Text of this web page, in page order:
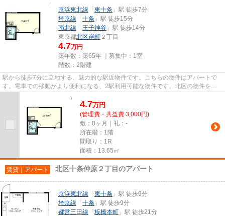
京浜東北線 「 東十条 」駅 徒歩7分
埼京線 「 十条 」駅 徒歩15分
南北線 「 王子神谷 」駅 徒歩14分
東京都北区岸町 ２丁目
4.7万円
築年数：築65年 ｜募集中： 1室
階数：2階建
駅から徒歩7分に立地する、魅力的な駅近物件です。こちらの物件はアパートで
す。電車での移動がより便利になる、2駅利用可能な物件です。北区の物件を求
4.7万円
(管理費・共益費 3,000円)
敷：0ヶ月｜礼：-
所在階：1階
間取り：1R
面積：13.65㎡
賃貸｜アパート 北区十条仲原２丁目のアパート
京浜東北線 「 東十条 」駅 徒歩9分
埼京線 「 十条 」駅 徒歩9分
都営三田線 「 板橋本町 」駅 徒歩21分